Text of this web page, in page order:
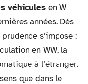
véhicules en W
années. Dès
s’impose :
en WW, la
à l’étranger.
que dans le